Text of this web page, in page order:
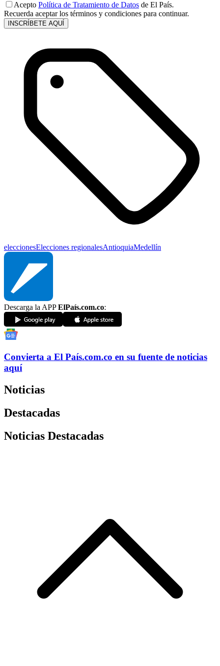
Acepto Política de Tratamiento de Datos de El País.
Recuerda aceptar los términos y condiciones para continuar.
INSCRÍBETE AQUÍ
eleccionesElecciones regionalesAntioquiaMedellín
Descarga la APPElPaís.com.co:
Convierta a El País.com.co en su fuente de noticias
aquí
Noticias
Destacadas
Noticias Destacadas